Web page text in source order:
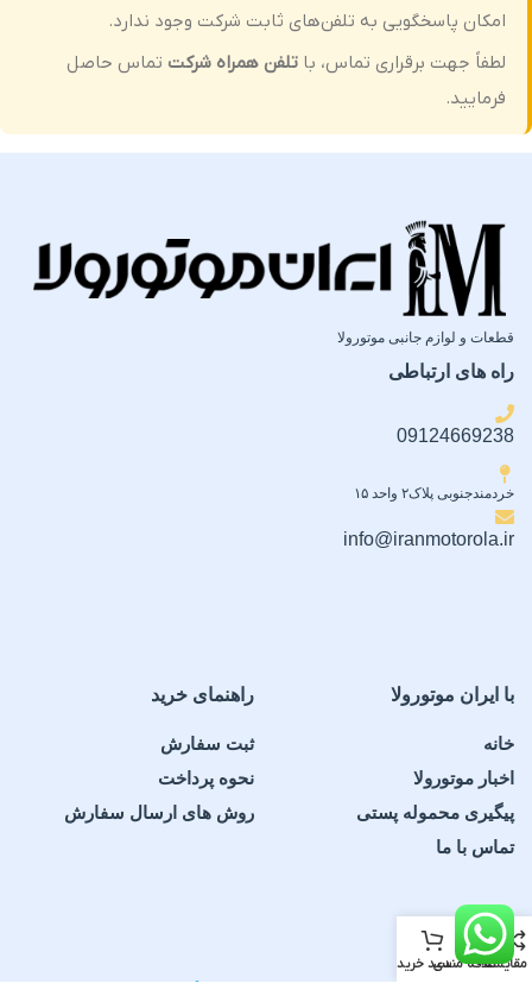
امکان پاسخگویی به تلفن‌های ثابت شرکت وجود ندارد.
لطفاً جهت برقراری تماس، با تلفن همراه شرکت تماس حاصل
فرمایید.
قطعات و لوازم جانبی موتورولا
راه های ارتباطی
09124669238
خردمندجنوبی پلاک۲ واحد ۱۵
info@iranmotorola.ir
با ایران موتورولا
خانه
اخبار موتورولا
پیگیری محموله پستی
تماس با ما
راهنمای خرید
ثبت سفارش
نحوه پرداخت
روش های ارسال سفارش
مقایسهعلاقه مندیسبد خرید